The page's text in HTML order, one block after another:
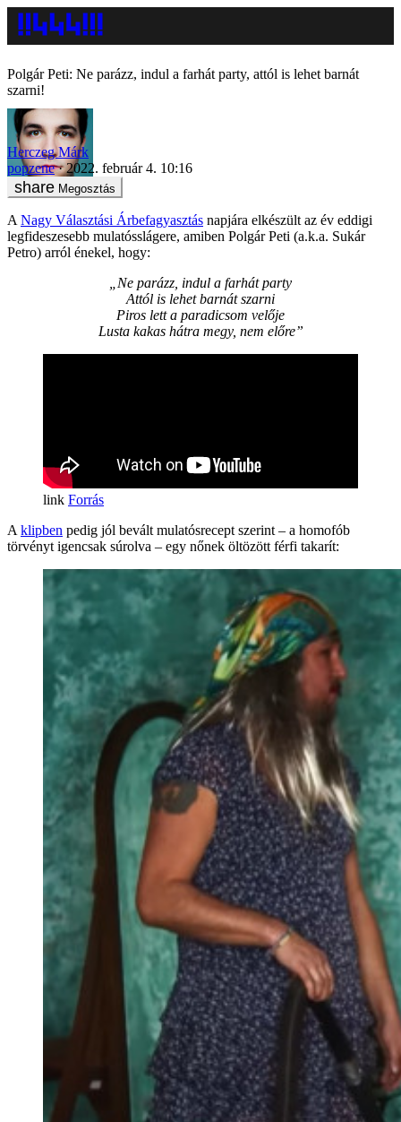
Polgár Peti: Ne parázz, indul a farhát party, attól is lehet barnát
szarni!
Herczeg Márk
popzene
2022. február 4. 10:16
Megosztás
A Nagy Választási Árbefagyasztás napjára elkészült az év eddigi
legfideszesebb mulatósslágere, amiben Polgár Peti (a.k.a. Sukár
Petro) arról énekel, hogy:
„Ne parázz, indul a farhát party
Attól is lehet barnát szarni
Piros lett a paradicsom velője
Lusta kakas hátra megy, nem előre”
Forrás
A klipben pedig jól bevált mulatósrecept szerint – a homofób
törvényt igencsak súrolva – egy nőnek öltözött férfi takarít: